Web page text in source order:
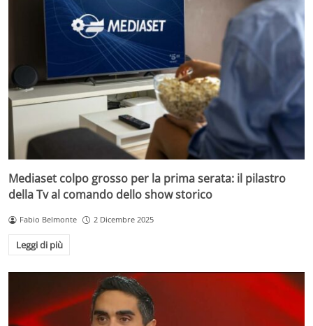
Mediaset colpo grosso per la prima serata: il pilastro
della Tv al comando dello show storico
Fabio Belmonte 2 Dicembre 2025
Leggi di più